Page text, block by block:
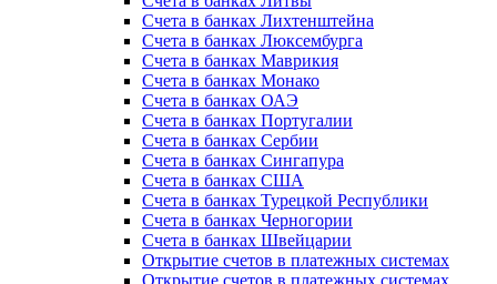
Счета в банках Лихтенштейна
Счета в банках Люксембурга
Счета в банках Маврикия
Счета в банках Монако
Счета в банках ОАЭ
Счета в банках Португалии
Счета в банках Сербии
Счета в банках Сингапура
Счета в банках США
Счета в банках Турецкой Республики
Счета в банках Черногории
Счета в банках Швейцарии
Открытие счетов в платежных системах
Открытие счетов в платежных системах